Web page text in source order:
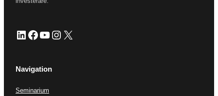
LinkedIn
Facebook
YouTube
Instagram
X
Navigation
Seminarium